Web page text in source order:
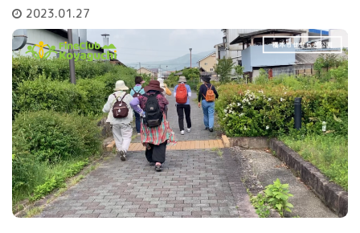
2023.01.27